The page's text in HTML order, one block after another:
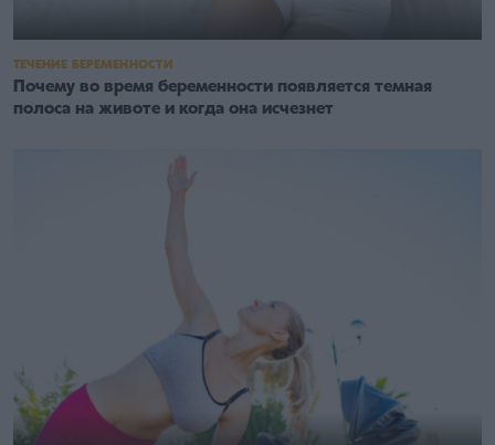
ТЕЧЕНИЕ БЕРЕМЕННОСТИ
Почему во время беременности появляется темная
полоса на животе и когда она исчезнет